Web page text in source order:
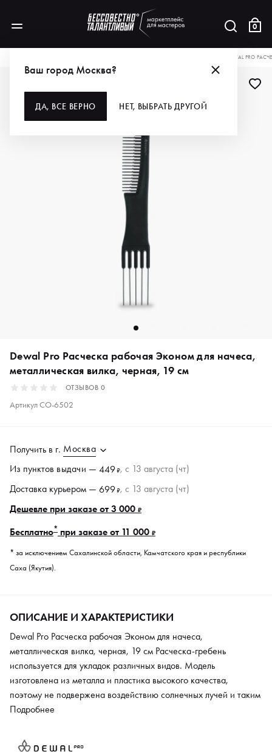
0
Ваш город Москва?
ДА, ВСЕ ВЕРНО НЕТ, ВЫБРАТЬ ДРУГОЙ
DEWAL PRO
Dewal Pro Расческа рабочая Эконом для начеса,
металлическая вилка, черная, 19 см
ОТЗЫВОВ 0
АртикулCO-6502
Получить в г. Москва
Из пунктов выдачи — 449₽, c 13 августа (чт)
Доставка курьером — 699₽, c 13 августа (чт)
Дешевле при заказе от 3 000 ₽
Бесплатно* при заказе от 11 000 ₽
* за исключением Сахалинской области, Камчатского края и республики
Саха (Якутия).
ОПИСАНИЕ И ХАРАКТЕРИСТИКИ
Dewal Pro Расческа рабочая Эконом для начеса,
металлическая вилка, черная, 19 см Расческа-гребень
используется для укладок различных видов. Модель
изготовлена из металла и пластика высокого качества,
поэтому не подвержена воздействию солнечных лучей и таким
механическим повреждениям, как царапины и потертости.
первоначальный внешний вид в течение длительного срока.
Подробнее